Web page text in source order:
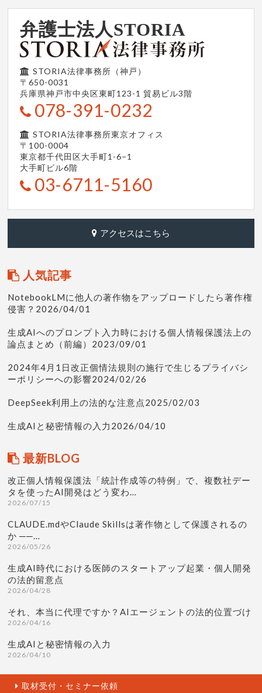
弁護士法人STORIA
STORIA法律事務所（神戸）
〒650-0031
兵庫県神戸市中央区東町123-1 貿易ビル3階
078-391-0232
STORIA法律事務所東京オフィス
〒100-0004
東京都千代田区大手町1-6−1
大手町ビル6階
03-6711-5160
アクセスはこちら
人気記事
NotebookLMに他人の著作物をアップロードしたら著作権
侵害？2026/04/01
生成AIへのプロンプト入力時における個人情報保護法上の
論点まとめ（前編）2023/09/01
2024年4月1日改正個情法規則の施行で生じるプライバシ
ーポリシーへの影響2024/02/26
DeepSeek利用上の法的な注意点2025/02/03
生成AIと秘密情報の入力2026/04/10
最新BLOG
改正個人情報保護法「統計作成等の特例」で、複数社デー
タを使ったAI開発はどう変わ…
2026/07/15
CLAUDE.mdやClaude Skillsは著作物として保護されるの
か ──…
2026/05/26
生成AI時代における医師のスタートアップ起業・個人開発
の法的留意点
2026/04/28
それ、本当に代理ですか？AIエージェントの法的位置づけ
2026/04/16
生成AIと秘密情報の入力
2026/04/10
取材受付・セミナー依頼